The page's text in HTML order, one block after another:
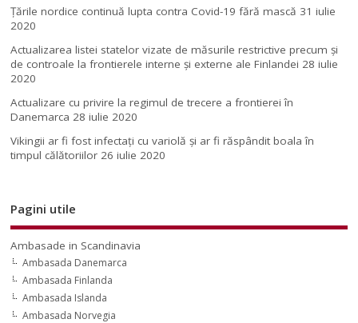
Țările nordice continuă lupta contra Covid-19 fără mască 31 iulie
2020
Actualizarea listei statelor vizate de măsurile restrictive precum și
de controale la frontierele interne și externe ale Finlandei 28 iulie
2020
Actualizare cu privire la regimul de trecere a frontierei în
Danemarca 28 iulie 2020
Vikingii ar fi fost infectaţi cu variolă şi ar fi răspândit boala în
timpul călătoriilor 26 iulie 2020
Pagini utile
Ambasade in Scandinavia
Ambasada Danemarca
Ambasada Finlanda
Ambasada Islanda
Ambasada Norvegia